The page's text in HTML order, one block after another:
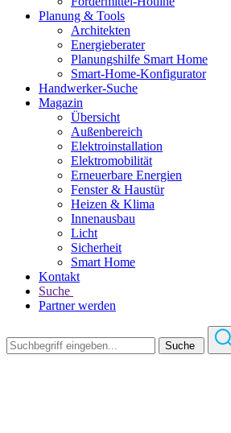
Planung & Tools
Architekten
Energieberater
Planungshilfe Smart Home
Smart-Home-Konfigurator
Handwerker-Suche
Magazin
Übersicht
Außenbereich
Elektroinstallation
Elektromobilität
Erneuerbare Energien
Fenster & Haustür
Heizen & Klima
Innenausbau
Licht
Sicherheit
Smart Home
Kontakt
Suche
Partner werden
Suche